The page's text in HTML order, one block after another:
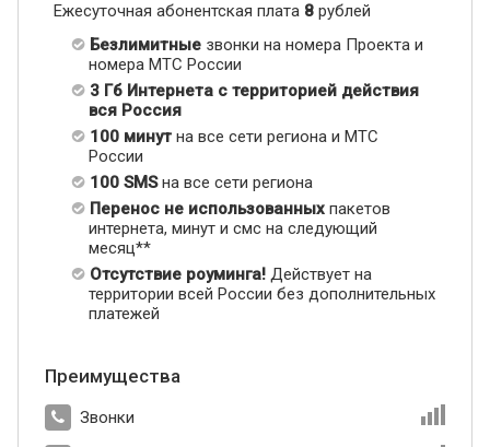
Ежесуточная абонентская плата 8 рублей
Безлимитные звонки на номера Проекта и
номера МТС России
3 Гб Интернета с территорией действия
вся Россия
100 минут на все сети региона и МТС
России
100 SMSна все сети региона
Перенос не использованных пакетов
интернета, минут и смс на следующий
месяц**
Отсутствие роуминга! Действует на
территории всей России без дополнительных
платежей
Преимущества
Звонки